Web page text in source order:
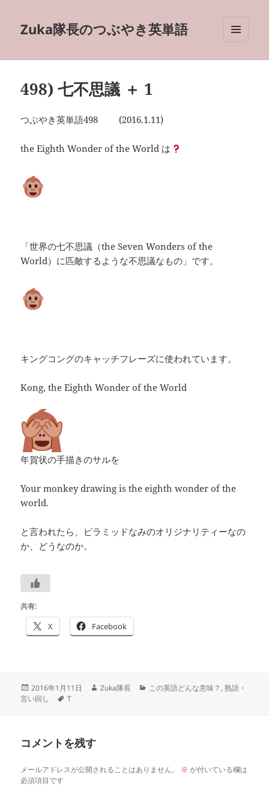
Zuka隊長のつぶやき英単語
ーとウ
498) 七不思議 ＋ 1
つぶやき英単語498 (2016.1.11)
the Eighth Wonder of the World は
「世界の七不思議（the Seven Wonders of the
World）に匹敵するような不思議なもの」です。
キングコングのキャッチフレーズに使われています。
Kong, the Eighth Wonder of the World
年賀状の手描きのサルを
Your monkey drawing is the eighth wonder of the
world.
と言われたら、ピラミッドなみのオリジナリティーなの
か、どうなのか。
共有:
X Facebook
投
稿
2016年1月11日
作
Zuka隊長
カ
この英語どんな意味？ ,熟語・
言い回し
タ
T
コメントを残す
メールアドレスが公開されることはありません。 ※ が付いている欄は
必須項目です